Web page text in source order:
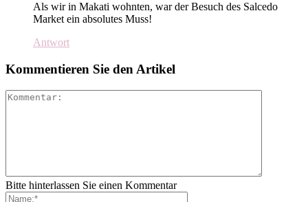
Als wir in Makati wohnten, war der Besuch des Salcedo
Market ein absolutes Muss!
Antwort
Kommentieren Sie den Artikel
Bitte hinterlassen Sie einen Kommentar